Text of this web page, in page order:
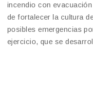
incendio con
de fortalecer la cultura
posibles emergencias
ejercicio, que se